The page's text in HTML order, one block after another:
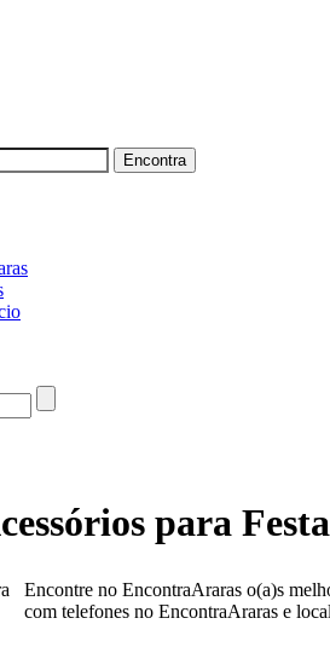
para
Encontre no EncontraAraras o(a)s
com telefones no EncontraAraras e